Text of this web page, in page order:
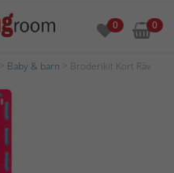
0 0
Baby & barn > Broderikit Kort Räv